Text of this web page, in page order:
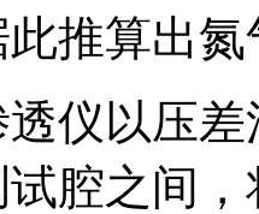
推算出
仪以压
腔之间